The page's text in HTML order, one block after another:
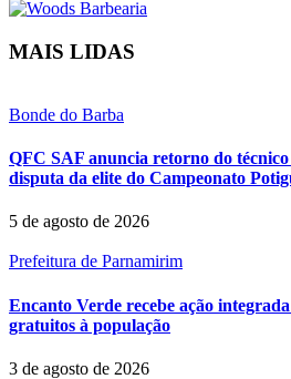
MAIS LIDAS
Bonde do Barba
QFC SAF anuncia retorno do
disputa da elite do Campeonato
5 de agosto de 2026
Prefeitura de Parnamirim
Encanto Verde recebe ação
gratuitos à população
3 de agosto de 2026